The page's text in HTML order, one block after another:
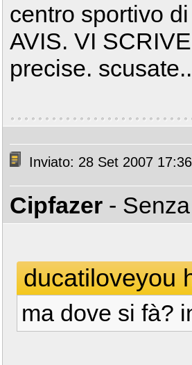
centro sportivo
AVIS. VI
precise.
Inviato: 28 Set 2007 17:36
Cipfazer -
ducatiloveyou
ma dove si fà?